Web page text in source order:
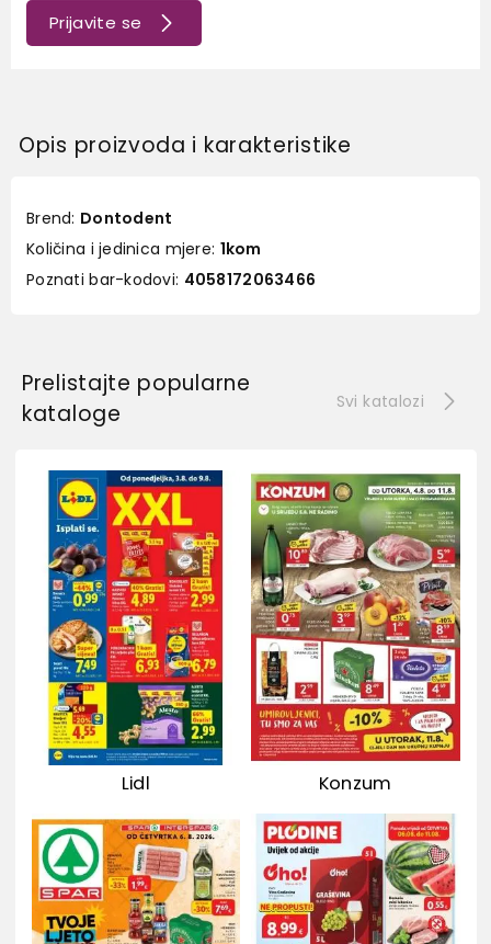
Prijavite se
Opis proizvoda i karakteristike
Brend: Dontodent
Količina i jedinica mjere: 1kom
Poznati bar-kodovi: 4058172063466
Prelistajte popularne
kataloge
Svi katalozi
Lidl Konzum